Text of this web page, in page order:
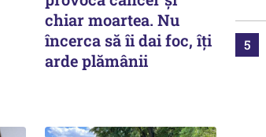
chiar moartea. Nu
încerca să îi dai foc, îți
arde plămânii